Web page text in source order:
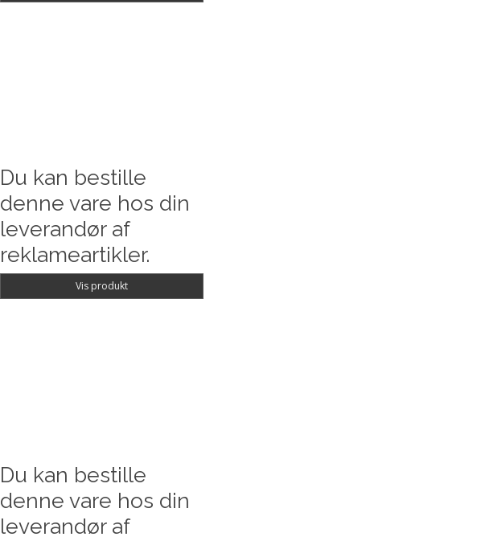
Du kan bestille
denne vare hos din
leverandør af
reklameartikler.
Vis produkt
Du kan bestille
denne vare hos din
leverandør af